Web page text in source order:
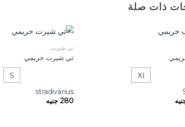
ذات صلة
Xl
تي شيرت
تي شيرت حريمي
S
stradivarius
280 جنيه